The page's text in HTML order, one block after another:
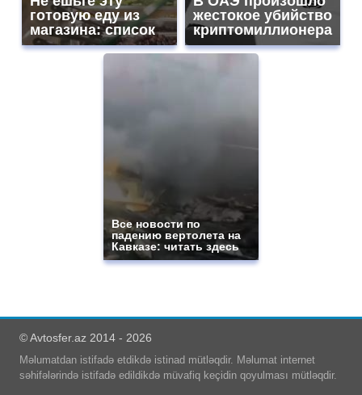
готовую еду из
магазина: список
жестокое убийство
криптомиллионера
Все новости по
падению вертолета на
Кавказе: читать здесь
© Avtosfer.az 2014 - 2026
Məlumatdan istifadə etdikdə istinad mütləqdir. Məlumat internet
səhifələrində istifadə edildikdə müvafiq keçidin qoyulması mütləqdir.